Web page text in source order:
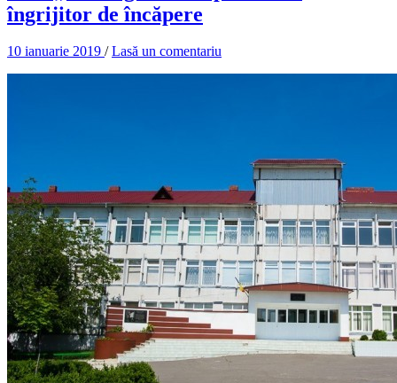
îngrijitor de încăpere
10 ianuarie 2019 /Lasă un comentariu